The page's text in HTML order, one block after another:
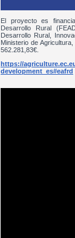
El proyecto es
Desarrollo Rural
Desarrollo Rural,
Ministerio de
562.281,83€.
https://
development_es#eafrd